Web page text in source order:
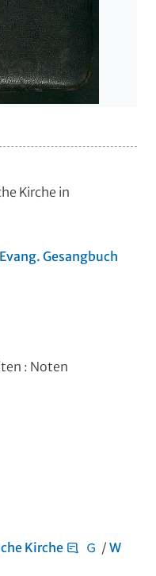
Kirche in
Gesangbuch
: Noten
Kirche / W